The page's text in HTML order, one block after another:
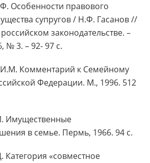
Особенности правового
супругов / Н.Ф. Гасанов //
законодательстве. –
№ 3. – 92- 97 с.
И.М. Комментарий к Семейному
Федерации. М., 1996. 512
Имущественные
в семье. Пермь, 1966. 94 с.
Категория «совместное